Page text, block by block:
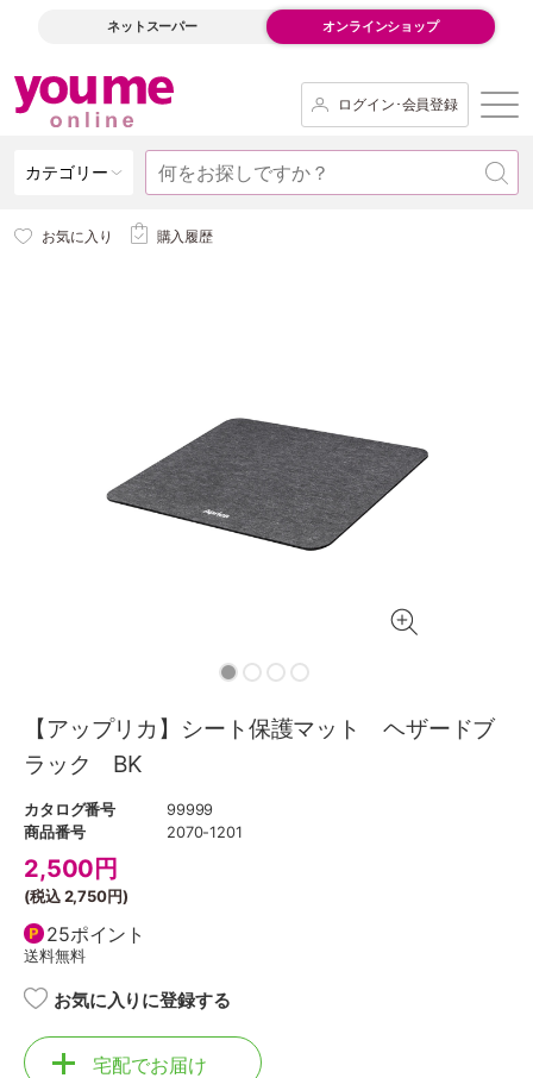
ネットスーパー オンラインショップ
ログイン･会員登録
カテゴリー
お気に入り 購入履歴
【アップリカ】シート保護マット ヘザードブ
ラック BK
カタログ番号
99999
商品番号
2070-1201
2,500 円
(税込2,750円)
25ポイント
送料無料
お気に入りに登録する
宅配でお届け